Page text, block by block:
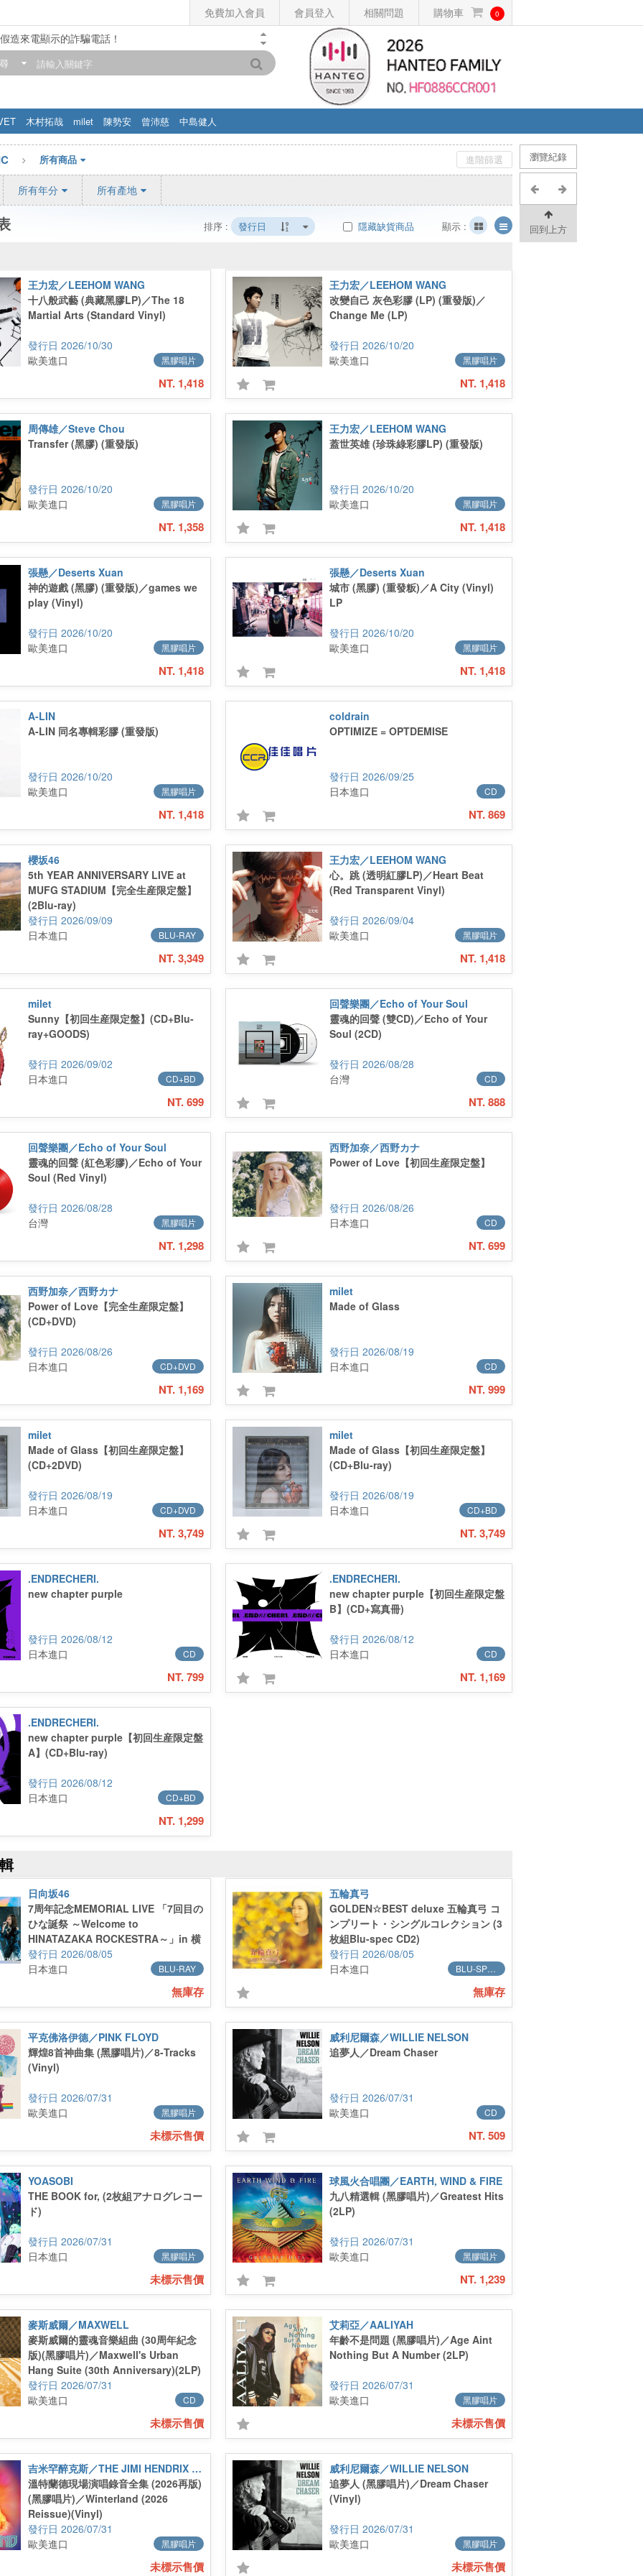
免費加入會員 會員登入 相關問題 購物車 0
造來電顯示的詐騙電話！
市營業時間調整公告】
木村拓哉 milet 陳勢安 曾沛慈 中島健人
瀏覽紀錄
回到上方
進階篩選
所有商品
所有年分 所有產地
排序 : 發行日 隱藏缺貨商品 顯示 :
王力宏／LEEHOM WANG
十八般武藝 (典藏黑膠LP)／The 18
Martial Arts (Standard Vinyl)
2026/10/30
黑膠唱片
歐美進口
NT. 1,418
王力宏／LEEHOM WANG
改變自己 灰色彩膠 (LP) (重發版)／
Change Me (LP)
2026/10/20
黑膠唱片
歐美進口
NT. 1,418
周傳雄／Steve Chou
Transfer (黑膠) (重發版)
2026/10/20
黑膠唱片
歐美進口
NT. 1,358
王力宏／LEEHOM WANG
蓋世英雄 (珍珠綠彩膠LP) (重發版)
2026/10/20
黑膠唱片
歐美進口
NT. 1,418
張懸／Deserts Xuan
神的遊戲 (黑膠) (重發版)／games we
play (Vinyl)
2026/10/20
黑膠唱片
歐美進口
NT. 1,418
張懸／Deserts Xuan
城市 (黑膠) (重發粄)／A City (Vinyl)
LP
2026/10/20
黑膠唱片
歐美進口
NT. 1,418
A-LIN
A-LIN 同名專輯彩膠 (重發版)
2026/10/20
黑膠唱片
歐美進口
NT. 1,418
coldrain
OPTIMIZE = OPTDEMISE
2026/09/25
CD
日本進口
NT. 869
櫻坂46
5th YEAR ANNIVERSARY LIVE at
MUFG STADIUM【完全生産限定盤】
(2Blu-ray)
2026/09/09
BLU-RAY
日本進口
NT. 3,349
王力宏／LEEHOM WANG
心。跳 (透明紅膠LP)／Heart Beat
(Red Transparent Vinyl)
2026/09/04
黑膠唱片
歐美進口
NT. 1,418
milet
Sunny【初回生産限定盤】(CD+Blu-
ray+GOODS)
2026/09/02
CD+BD
日本進口
NT. 699
回聲樂團／Echo of Your Soul
靈魂的回聲 (雙CD)／Echo of Your
Soul (2CD)
2026/08/28
CD
台灣
NT. 888
回聲樂團／Echo of Your Soul
靈魂的回聲 (紅色彩膠)／Echo of Your
Soul (Red Vinyl)
2026/08/28
黑膠唱片
台灣
NT. 1,298
西野加奈／西野カナ
Power of Love【初回生産限定盤】
2026/08/26
CD
日本進口
NT. 699
西野加奈／西野カナ
Power of Love【完全生産限定盤】
(CD+DVD)
2026/08/26
CD+DVD
日本進口
NT. 1,169
milet
Made of Glass
2026/08/19
CD
日本進口
NT. 999
milet
Made of Glass【初回生産限定盤】
(CD+2DVD)
2026/08/19
CD+DVD
日本進口
NT. 3,749
milet
Made of Glass【初回生産限定盤】
(CD+Blu-ray)
2026/08/19
CD+BD
日本進口
NT. 3,749
.ENDRECHERI.
new chapter purple
2026/08/12
CD
日本進口
NT. 799
.ENDRECHERI.
new chapter purple【初回生産限定盤
B】(CD+寫真冊)
2026/08/12
CD
日本進口
NT. 1,169
.ENDRECHERI.
new chapter purple【初回生産限定盤
A】(CD+Blu-ray)
2026/08/12
CD+BD
日本進口
NT. 1,299
日向坂46
7周年記念MEMORIAL LIVE 「7回目の
ひな誕祭 ～Welcome to
HINATAZAKA ROCKESTRA～」in 横
浜スタジアム 完全生産限定盤 (2Blu-
ray)
2026/08/05
BLU-RAY
日本進口
無庫存
五輪真弓
GOLDEN☆BEST deluxe 五輪真弓 コ
ンプリート・シングルコレクション (3
枚組Blu-spec CD2)
2026/08/05
BLU-SPEC
日本進口
無庫存
平克佛洛伊德／PINK FLOYD
輝煌8首神曲集 (黑膠唱片)／8-Tracks
(Vinyl)
2026/07/31
黑膠唱片
歐美進口
未標示售價
威利尼爾森／WILLIE NELSON
追夢人／Dream Chaser
2026/07/31
CD
歐美進口
NT. 509
YOASOBI
THE BOOK for, (2枚組アナログレコー
ド)
2026/07/31
黑膠唱片
日本進口
未標示售價
球風火合唱團／EARTH, WIND & FIRE
九八精選輯 (黑膠唱片)／Greatest Hits
(2LP)
2026/07/31
黑膠唱片
歐美進口
NT. 1,239
麥斯威爾／MAXWELL
麥斯威爾的靈魂音樂組曲 (30周年紀念
版)(黑膠唱片)／Maxwell's Urban
Hang Suite (30th Anniversary)(2LP)
2026/07/31
CD
歐美進口
未標示售價
艾莉亞／AALIYAH
年齡不是問題 (黑膠唱片)／Age Aint
Nothing But A Number (2LP)
2026/07/31
黑膠唱片
歐美進口
未標示售價
吉米罕醉克斯／THE JIMI HENDRIX EXPERIENCE
溫特蘭德現場演唱錄音全集 (2026再版)
(黑膠唱片)／Winterland (2026
Reissue)(Vinyl)
2026/07/31
黑膠唱片
歐美進口
未標示售價
威利尼爾森／WILLIE NELSON
追夢人 (黑膠唱片)／Dream Chaser
(Vinyl)
2026/07/31
黑膠唱片
歐美進口
未標示售價